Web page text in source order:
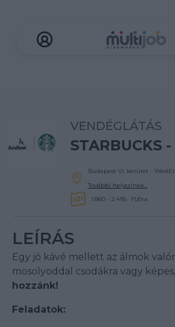
VENDÉGLÁTÁS
STARBUCKS
Budapest VI. kerület -
További helyszínek...
1.860 - 2.418,- Ft/óra
LEÍRÁS
Egy jó kávé mellett az álmok
mosolyoddal csodákra vagy képes,
hozzánk!
Feladatok: